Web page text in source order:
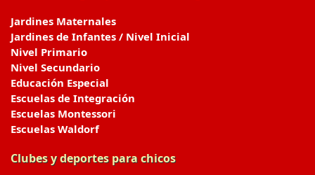
Jardines Maternales
Jardines de Infantes / Nivel Inicial
Nivel Primario
Nivel Secundario
Educación Especial
Escuelas de Integración
Escuelas Montessori
Escuelas Waldorf
Clubes y deportes para chicos